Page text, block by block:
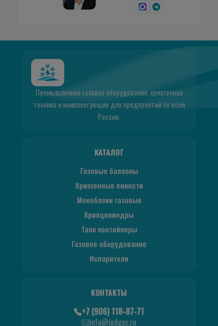
Промышленное газовое оборудование, криогенная
техника и комплектующие для предприятий по всей
России.
КАТАЛОГ
Газовые баллоны
Криогенные емкости
Моноблоки газовые
Криоцилиндры
Танк контейнеры
Газовое оборудование
Испарители
КОНТАКТЫ
+7 (906) 118-87-71
info@indgas.ru